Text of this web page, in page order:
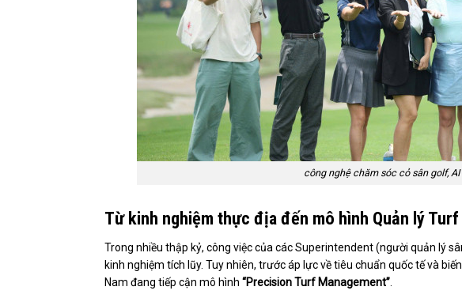
công nghệ chăm sóc cỏ sân golf,
Từ kinh nghiệm thực địa đến mô hình Quản lý
Trong nhiều thập kỷ, công việc của các Superintendent (người quản lý
kinh nghiệm tích lũy. Tuy nhiên, trước áp lực về tiêu chuẩn quốc tế và
Nam đang tiếp cận mô hình “Precision Turf Management”.